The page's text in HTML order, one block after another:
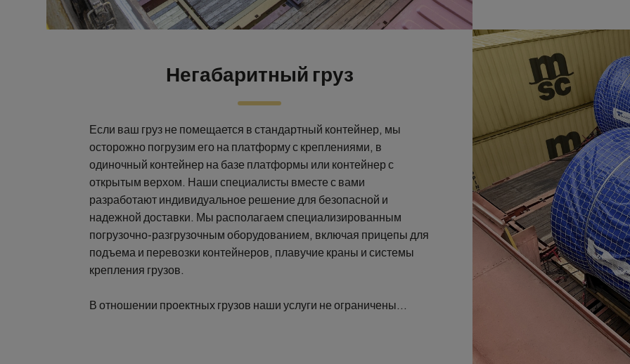
Негабаритный груз
Если ваш груз не помещается в стандартный контейнер, мы
осторожно погрузим его на платформу с креплениями, в
одиночный контейнер на базе платформы или контейнер с
открытым верхом. Наши специалисты вместе с вами
разработают индивидуальное решение для безопасной и
надежной доставки. Мы располагаем специализированным
погрузочно-разгрузочным оборудованием, включая прицепы для
подъема и перевозки контейнеров, плавучие краны и системы
крепления грузов.
В отношении проектных грузов наши услуги не ограничены